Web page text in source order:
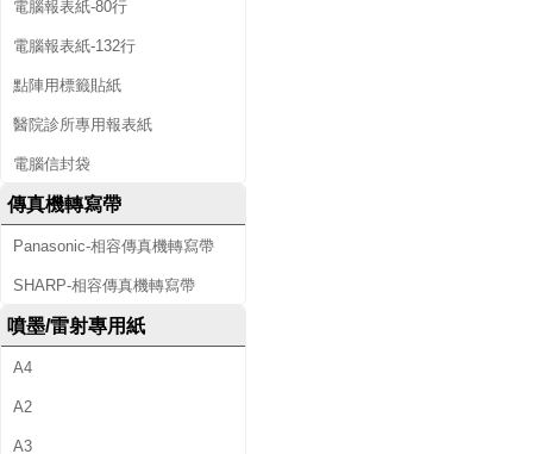
電腦報表紙-80行
電腦報表紙-132行
點陣用標籤貼紙
醫院診所專用報表紙
電腦信封袋
傳真機轉寫帶
Panasonic-相容傳真機轉寫帶
SHARP-相容傳真機轉寫帶
噴墨/雷射專用紙
A4
A2
A3